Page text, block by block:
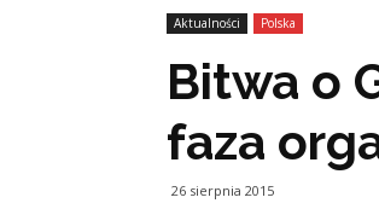
Aktualności Polska
Bitwa o
faza
26 sierpnia 2015